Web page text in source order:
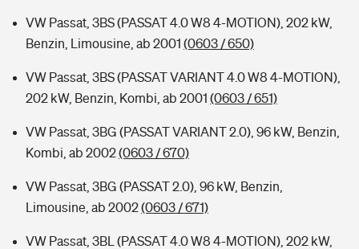
VW Passat, 3BS (PASSAT 4.0 W8 4-MOTION), 202 kW,
Benzin, Limousine, ab 2001 (0603 / 650)
VW Passat, 3BS (PASSAT VARIANT 4.0 W8 4-MOTION),
202 kW, Benzin, Kombi, ab 2001 (0603 / 651)
VW Passat, 3BG (PASSAT VARIANT 2.0), 96 kW, Benzin,
Kombi, ab 2002(0603 / 670)
VW Passat, 3BG (PASSAT 2.0), 96 kW, Benzin,
Limousine, ab 2002(0603 / 671)
VW Passat, 3BL (PASSAT 4.0 W8 4-MOTION), 202 kW,